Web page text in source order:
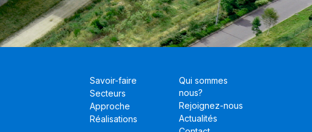
Savoir-faire
Secteurs
Approche
Réalisations
Qui sommes
nous?
Rejoignez-nous
Actualités